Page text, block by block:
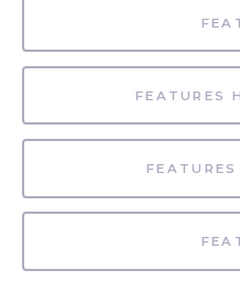
FEATURES